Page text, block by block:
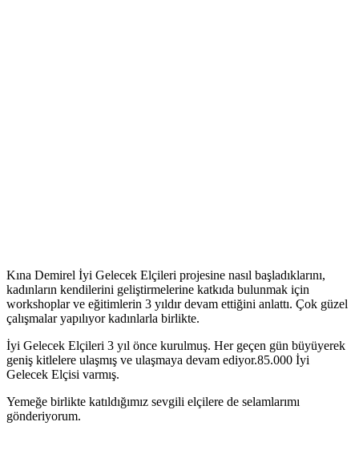
Kına Demirel İyi Gelecek Elçileri projesine nasıl başladıklarını,
kadınların kendilerini geliştirmelerine katkıda bulunmak için
workshoplar ve eğitimlerin 3 yıldır devam ettiğini anlattı. Çok güzel
çalışmalar yapılıyor kadınlarla birlikte.
İyi Gelecek Elçileri 3 yıl önce kurulmuş. Her geçen gün büyüyerek
geniş kitlelere ulaşmış ve ulaşmaya devam ediyor.85.000 İyi
Gelecek Elçisi varmış.
Yemeğe birlikte katıldığımız sevgili elçilere de selamlarımı
gönderiyorum.